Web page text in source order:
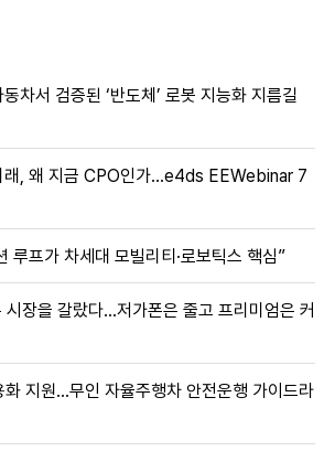
차서 검증된 ‘반도체’ 로봇 지능화 지름길
래, 왜 지금 CPO인가…e4ds EEWebinar 7
루프가 차세대 모빌리티·로보틱스 핵심”
시장을 갈랐다…저가폰은 줄고 프리미엄은 커
지원…무인 자율주행차 안전운행 가이드라